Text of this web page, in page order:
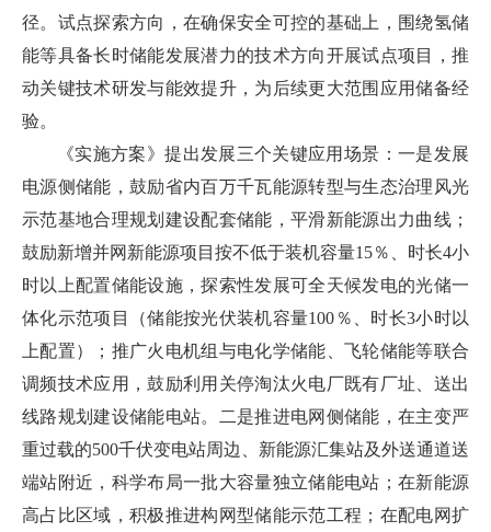
径。试点探索方向，在确保安全可控的基础上，围绕氢储
能等具备长时储能发展潜力的技术方向开展试点项目，推
动关键技术研发与能效提升，为后续更大范围应用储备经
验。
《实施方案》提出发展三个关键应用场景：一是发展
电源侧储能，鼓励省内百万千瓦能源转型与生态治理风光
示范基地合理规划建设配套储能，平滑新能源出力曲线；
鼓励新增并网新能源项目按不低于装机容量15％、时长4小
时以上配置储能设施，探索性发展可全天候发电的光储一
体化示范项目（储能按光伏装机容量100％、时长3小时以
上配置）；推广火电机组与电化学储能、飞轮储能等联合
调频技术应用，鼓励利用关停淘汰火电厂既有厂址、送出
线路规划建设储能电站。二是推进电网侧储能，在主变严
重过载的500千伏变电站周边、新能源汇集站及外送通道送
端站附近，科学布局一批大容量独立储能电站；在新能源
高占比区域，积极推进构网型储能示范工程；在配电网扩